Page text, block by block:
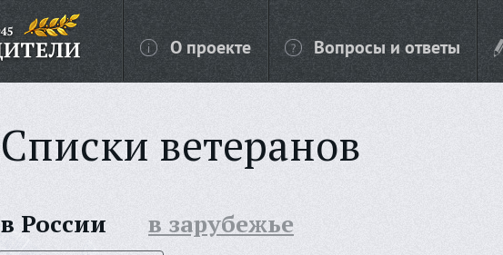
О проекте Вопросы и ответы
Списки ветеранов
в России в зарубежье